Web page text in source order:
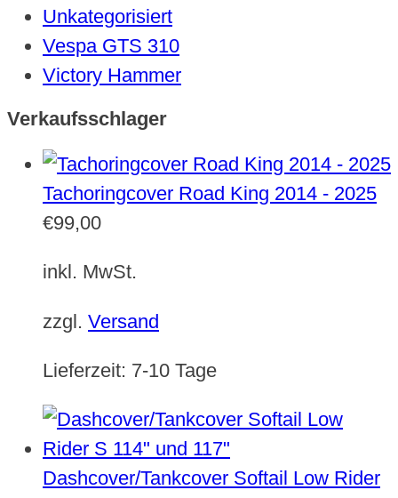
Unkategorisiert
Vespa GTS 310
Victory Hammer
Verkaufsschlager
Tachoringcover Road King 2014 - 2025
€99,00
inkl. MwSt.
zzgl. Versand
Lieferzeit: 7-10 Tage
Dashcover/Tankcover Softail Low Rider